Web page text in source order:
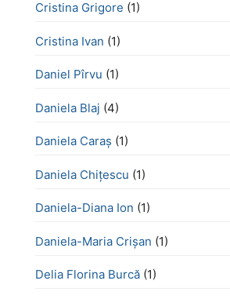
Cristina Grigore (1)
Cristina Ivan (1)
Daniel Pîrvu (1)
Daniela Blaj (4)
Daniela Caraș (1)
Daniela Chiţescu (1)
Daniela-Diana Ion (1)
Daniela-Maria Crișan (1)
Delia Florina Burcă (1)